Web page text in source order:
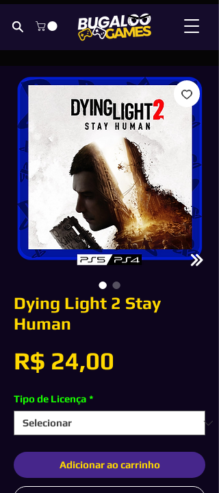
Dying Light 2 Stay
Human
R$ 24,00
Tipo de Licença *
Adicionar ao carrinho